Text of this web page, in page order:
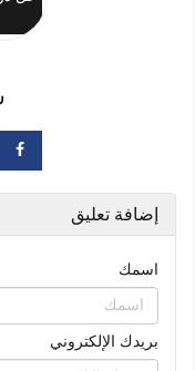
إضافة تعليق
اسمك
بريدك الإلكتروني